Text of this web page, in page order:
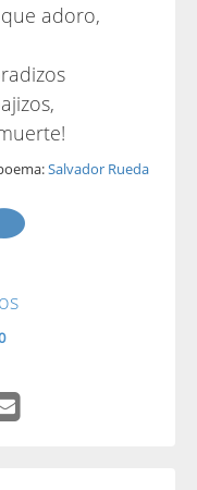
adoro,
Salvador Rueda